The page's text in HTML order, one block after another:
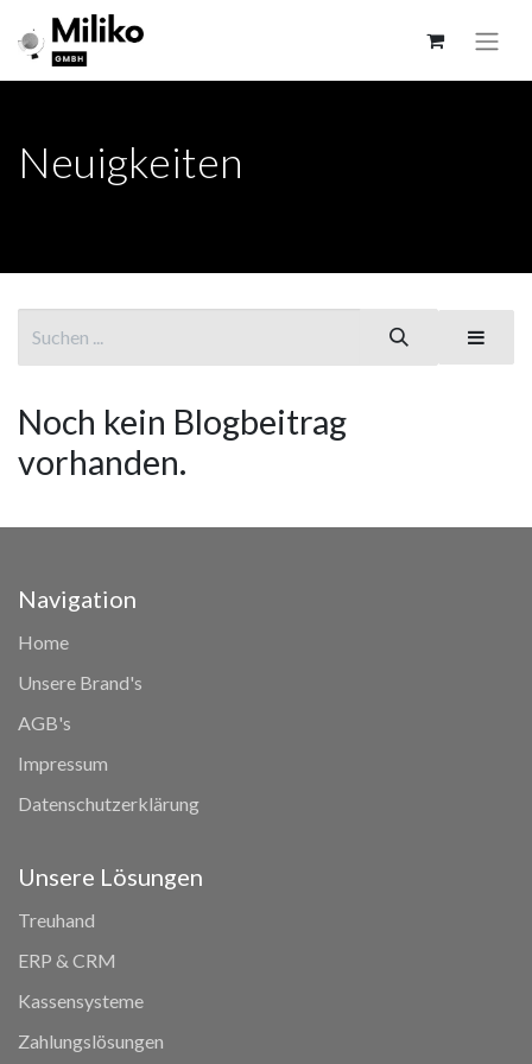
Neuigkeiten
Noch kein Blogbeitrag
vorhanden.
Navigation
Home
Unsere Brand's
AGB's
Impressum
Datenschutzerklärung
Unsere Lösungen
Treuhand
ERP & CRM
Kassensysteme
Zahlungslösungen